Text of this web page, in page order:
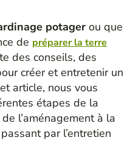
potager ou que
de préparer la terre
des conseils, des
créer et entretenir un
article, nous vous
étapes de la
l’aménagement à la
par l’entretien